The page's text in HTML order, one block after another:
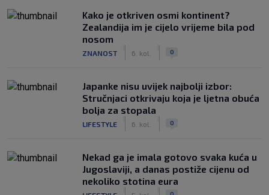
Kako je otkriven osmi kontinent?
Zealandija im je cijelo vrijeme bila pod
nosom
ZNANOST 6. kol. 0
Japanke nisu uvijek najbolji izbor:
Stručnjaci otkrivaju koja je ljetna obuća
bolja za stopala
LIFESTYLE 6. kol. 0
Nekad ga je imala gotovo svaka kuća u
Jugoslaviji, a danas postiže cijenu od
nekoliko stotina eura
0